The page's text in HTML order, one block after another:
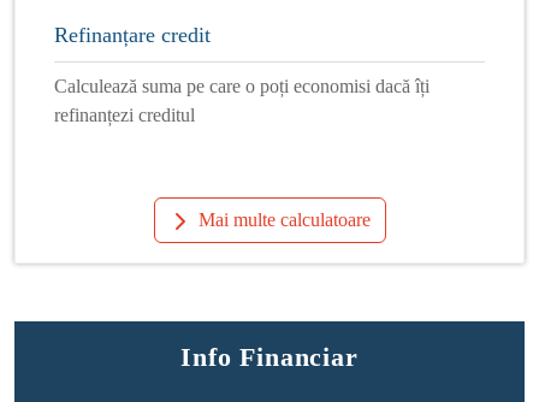
Refinanțare credit
Calculează suma pe care o poți economisi dacă îți
refinanțezi creditul
Mai multe calculatoare
Info Financiar